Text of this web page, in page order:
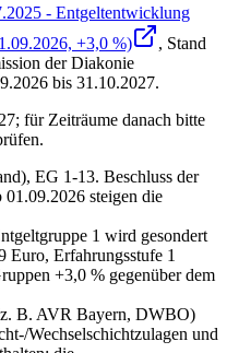
- Entgeltentwicklung
+3,0 %)
, Stand
der Diakonie
bis 31.10.2027.
für Zeiträume danach bitte
EG 1-13. Beschluss der
steigen die
1 wird gesondert
Euro, Erfahrungsstufe 1
+3,0 % gegenüber dem
B. AVR Bayern, DWBO)
Wechselschichtzulagen und